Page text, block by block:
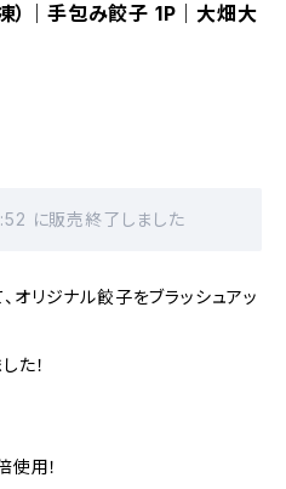
）｜手包み餃子 1P｜大畑大
に販売終了しました
リジナル餃子をブラッシュアッ
た！
用！